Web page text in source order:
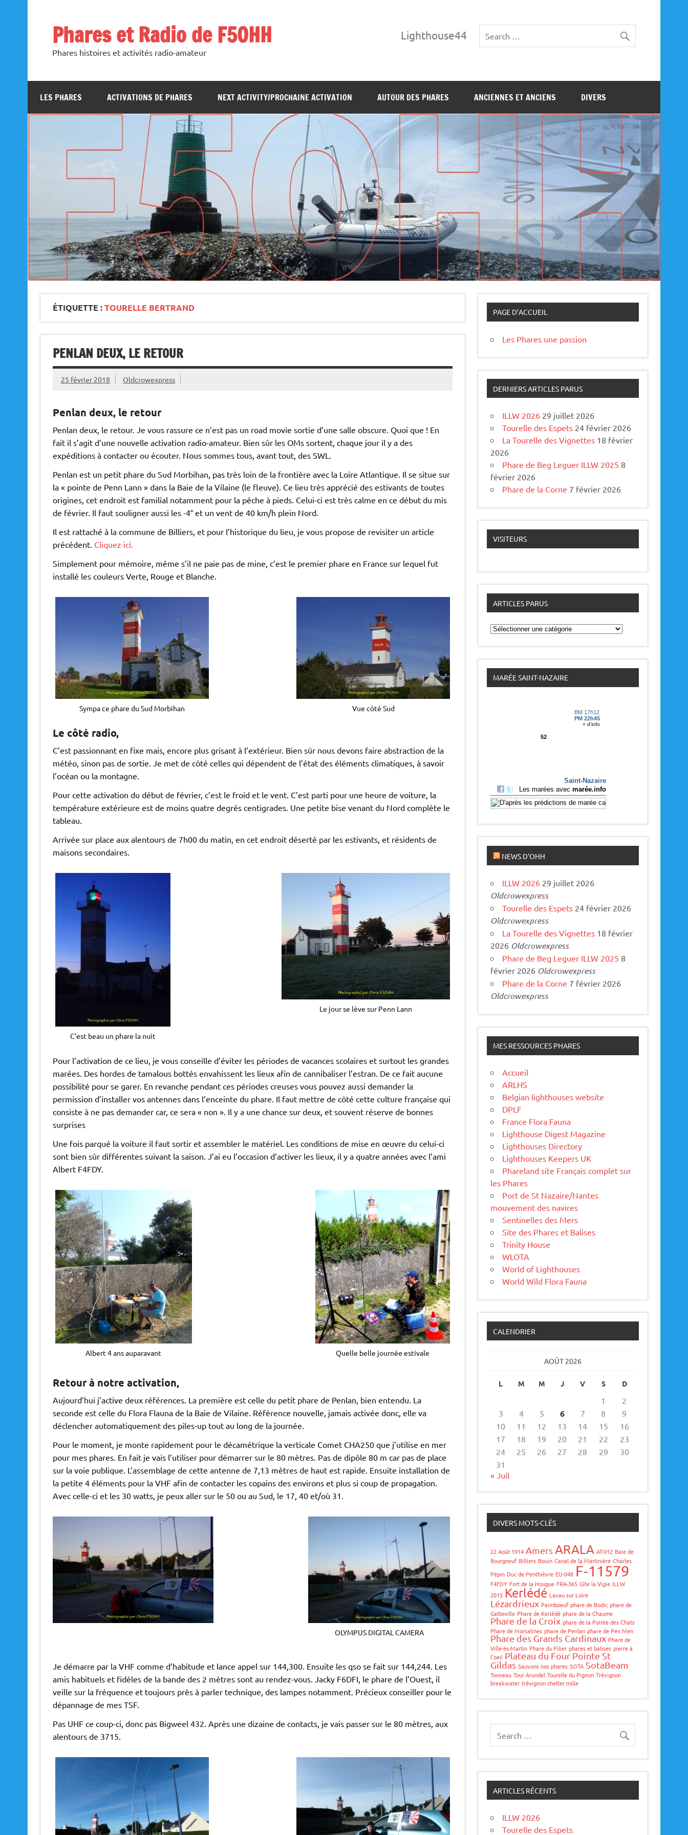
Phares et Radio de F5OHH
Phares histoires et activités radio-amateur
Lighthouse44
LES PHARES ACTIVATIONS DE PHARES NEXT ACTIVITY/PROCHAINE ACTIVATION AUTOUR DES PHARES ANCIENNES ET ANCIENS DIVERS
ÉTIQUETTE :TOURELLE BERTRAND
PENLAN DEUX, LE RETOUR
25 février 2018 Oldcrowexpress
Penlan deux, le retour
Penlan deux, le retour. Je vous rassure ce n’est pas un road movie sortie d’une salle obscure. Quoi que ! En
fait il s’agit d’une nouvelle activation radio-amateur. Bien sûr les OMs sortent, chaque jour il y a des
expéditions à contacter ou écouter. Nous sommes tous, avant tout, des SWL.
Penlan est un petit phare du Sud Morbihan, pas très loin de la frontière avec la Loire Atlantique. Il se situe sur
la « pointe de Penn Lann » dans la Baie de la Vilaine (le fleuve). Ce lieu très apprécié des estivants de toutes
origines, cet endroit est familial notamment pour la pêche à pieds. Celui-ci est très calme en ce début du mis
de février. Il faut souligner aussi les -4° et un vent de 40 km/h plein Nord.
Il est rattaché à la commune de Billiers, et pour l’historique du lieu, je vous propose de revisiter un article
précédent. Cliquez ici.
Simplement pour mémoire, même s’il ne paie pas de mine, c’est le premier phare en France sur lequel fut
installé les couleurs Verte, Rouge et Blanche.
Sympa ce phare du Sud Morbihan Vue côté Sud
Le côté radio,
C’est passionnant en fixe mais, encore plus grisant à l’extérieur. Bien sûr nous devons faire abstraction de la
météo, sinon pas de sortie. Je met de côté celles qui dépendent de l’état des éléments climatiques, à savoir
l’océan ou la montagne.
Pour cette activation du début de février, c’est le froid et le vent. C’est parti pour une heure de voiture, la
température extérieure est de moins quatre degrés centigrades. Une petite bise venant du Nord complète le
tableau.
Arrivée sur place aux alentours de 7h00 du matin, en cet endroit déserté par les estivants, et résidents de
maisons secondaires.
C’est beau un phare la nuit
Le jour se lève sur Penn Lann
Pour l’activation de ce lieu, je vous conseille d’éviter les périodes de vacances scolaires et surtout les grandes
marées. Des hordes de tamalous bottés envahissent les lieux afin de cannibaliser l’estran. De ce fait aucune
possibilité pour se garer. En revanche pendant ces périodes creuses vous pouvez aussi demander la
permission d’installer vos antennes dans l’enceinte du phare. Il faut mettre de côté cette culture française qui
consiste à ne pas demander car, ce sera « non ». Il y a une chance sur deux, et souvent réserve de bonnes
surprises
Une fois parqué la voiture il faut sortir et assembler le matériel. Les conditions de mise en œuvre du celui-ci
sont bien sûr différentes suivant la saison. J’ai eu l’occasion d’activer les lieux, il y a quatre années avec l’ami
Albert F4FDY.
Albert 4 ans auparavant Quelle belle journée estivale
Retour à notre activation,
Aujourd’hui j’active deux références. La première est celle du petit phare de Penlan, bien entendu. La
seconde est celle du Flora Flauna de la Baie de Vilaine. Référence nouvelle, jamais activée donc, elle va
déclencher automatiquement des piles-up tout au long de la journée.
Pour le moment, je monte rapidement pour le décamétrique la verticale Comet CHA250 que j’utilise en mer
pour mes phares. En fait je vais l’utiliser pour démarrer sur le 80 mètres. Pas de dipôle 80 m car pas de place
sur la voie publique. L’assemblage de cette antenne de 7,13 mètres de haut est rapide. Ensuite installation de
la petite 4 éléments pour la VHF afin de contacter les copains des environs et plus si coup de propagation.
Avec celle-ci et les 30 watts, je peux aller sur le 50 ou au Sud, le 17, 40 et/où 31.
OLYMPUS DIGITAL CAMERA
Je démarre par la VHF comme d’habitude et lance appel sur 144,300. Ensuite les qso se fait sur 144,244. Les
amis habituels et fidèles de la bande des 2 mètres sont au rendez-vous. Jacky F6DFI, le phare de l’Ouest, il
veille sur la fréquence et toujours près à parler technique, des lampes notamment. Précieux conseiller pour le
dépannage de mes TSF.
Pas UHF ce coup-ci, donc pas Bigweel 432. Après une dizaine de contacts, je vais passer sur le 80 mètres, aux
alentours de 3715.
PAGE D’ACCUEIL
Les Phares une passion
DERNIERS ARTICLES PARUS
ILLW 2026 29 juillet 2026
Tourelle des Espets 24 février 2026
La Tourelle des Vignettes 18 février
2026
Phare de Beg Leguer ILLW 2025 8
février 2026
Phare de la Corne 7 février 2026
VISITEURS
ARTICLES PARUS
A
r
t
c
l
e
s
MARÉE SAINT-NAZAIRE
NEWS D’OHH
ILLW 2026 29 juillet 2026
Oldcrowexpress
Tourelle des Espets 24 février 2026
Oldcrowexpress
La Tourelle des Vignettes 18 février
2026 Oldcrowexpress
Phare de Beg Leguer ILLW 2025 8
février 2026 Oldcrowexpress
Phare de la Corne 7 février 2026
Oldcrowexpress
MES RESSOURCES PHARES
Accueil
ARLHS
Belgian lighthouses website
DPLF
France Flora Fauna
Lighthouse Digest Magazine
Lighthouses Directory
Lighthouses Keepers UK
Phareland site Français complet sur
les Phares
Port de St Nazaire/Nantes
mouvement des navires
Sentinelles des Mers
Site des Phares et Balises
Trinity House
WLOTA
World of Lighthouses
World Wild Flora Fauna
CALENDRIER
AOÛT 2026
L M M J V S D
1
2
3
4 5 6 7 8
9
10
11 12 13 14 15
16
17
18 19 20 21 22
23
24
25 26 27 28 29
30
31
« Juil
DIVERS MOTS-CLÉS
22 Août 1914 Amers ARALA AT-012 Baie de
Bourgneuf Billiers Bouin Canal de la Martinière Charles
Pépin Duc de Penthièvre EU-048 F-11579
F4FDY Fort de la Hougue FRA-365 Gîte la Vigie ILLW
2015 Kerlédé Lavau sur Loire
Lézardrieux Paimboeuf phare de Bodic phare de
Gatteville Phare de Kerlédé phare de la Chaume
Phare de la Croix phare de la Pointe des Chats
Phare de Morsalines phare de Penlan phare de Pen Men
Phare des Grands Cardinaux Phare de
Ville-ès-Martin Phare du Pilier phares et balises pierre à
l'oeil Plateau du Four Pointe St
Gildas Sauvons nos phares SOTA SotaBeam
Tonneau Tour Arundel Tourelle du Pignon Trévignon
breakwater trévignon shelter môle
ARTICLES RÉCENTS
ILLW 2026
Tourelle des Espets